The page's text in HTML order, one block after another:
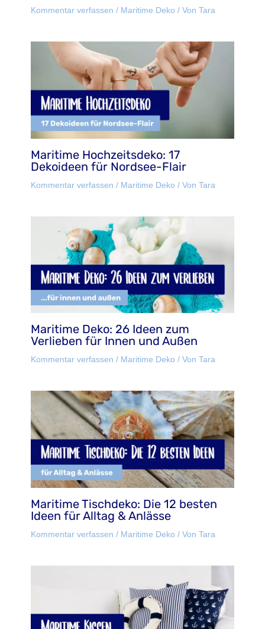
Kommentar verfassen / Maritime Deko / Von Tara
Maritime Hochzeitsdeko: 17
Dekoideen für Nordsee-Flair
Kommentar verfassen / Maritime Deko / Von Tara
Maritime Deko: 26 Ideen zum
Verlieben für Innen und Außen
Kommentar verfassen / Maritime Deko / Von Tara
Maritime Tischdeko: Die 12 besten
Ideen für Alltag & Anlässe
Kommentar verfassen / Maritime Deko / Von Tara